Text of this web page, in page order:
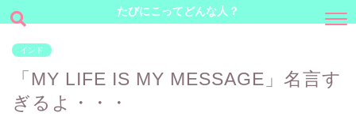
たびにこってどんな人？
インド
「MY LIFE IS MY MESSAGE」名言す
ぎるよ・・・